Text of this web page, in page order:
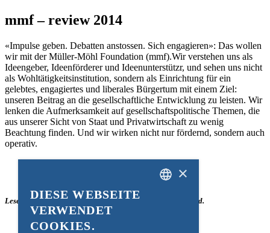
mmf – review 2014
«Impulse geben. Debatten anstossen. Sich engagieren»: Das wollen
wir mit der Müller-Möhl Foundation (mmf).Wir verstehen uns als
Ideengeber, Ideenförderer und Ideenunterstützr, und sehen uns nicht
als Wohltätigkeitsinstitution, sondern als Einrichtung für ein
gelebtes, engagiertes und liberales Bürgertum mit einem Ziel:
unseren Beitrag an die gesellschaftliche Entwicklung zu leisten. Wir
lenken die Aufmerksamkeit auf gesellschaftspolitische Themen, die
aus unserer Sicht von Staat und Privatwirtschaft zu wenig
Beachtung finden. Und wir wirken nicht nur fördernd, sondern auch
operativ.
Lesen Sie den ganzen mmf-review rechts als PDF Download.
×
DIESE WEBSEITE
VERWENDET
COOKIES.